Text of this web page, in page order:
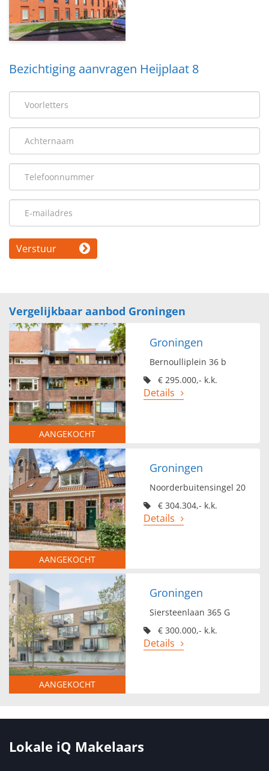
Bezichtiging aanvragen Heijplaat 8
Verstuur
Vergelijkbaar aanbod Groningen
AANGEKOCHT
Groningen
Bernoulliplein 36 b
€ 295.000,- k.k.
Details
AANGEKOCHT
Groningen
Noorderbuitensingel 20
€ 304.304,- k.k.
Details
AANGEKOCHT
Groningen
Siersteenlaan 365 G
€ 300.000,- k.k.
Details
Lokale iQ Makelaars